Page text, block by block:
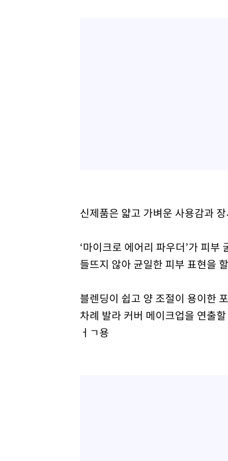
신제품은 얇고 가벼운 사용감과
‘마이크로 에어리 파우더’가 피
들뜨지 않아 균일한 피부 표현을
블렌딩이 쉽고 양 조절이 용이한
차례 발라 커버 메이크업을 연출
ㅓㄱ용